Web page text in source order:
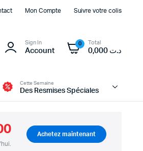
Mon Compte Suivre votre colis
Sign In
Account
0 Total
د.ت
d’alimentation et BMS
Cette Semaine
Des Resmises Spéciales
Achetez maintenant